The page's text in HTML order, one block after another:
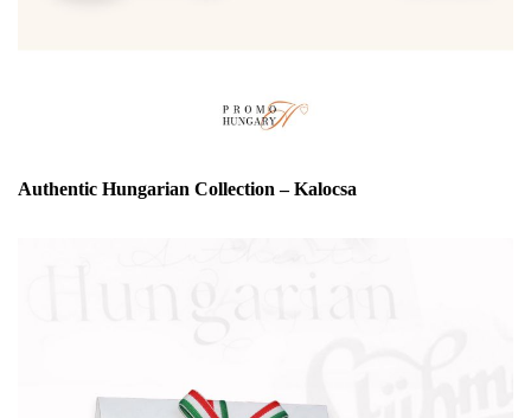
Authentic Hungarian Collection – Kalocsa